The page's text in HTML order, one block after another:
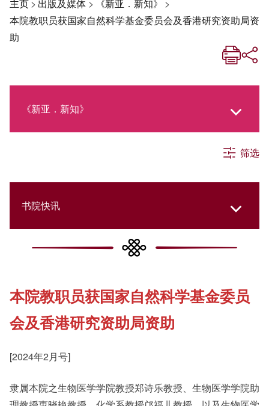
主页> 出版及媒体 > 《新亚．新知》 >
本院教职员获国家自然科学基金委员会及香港研究资助局资
助
《新亚．新知》
社交媒体专栏
《新亚简讯》
《新亚书院概览》
新亚影集
筛选
书院快讯
Cultural Topics
Student Development
Alumni Connections
本院教职员获国家自然科学基金委员
会及香港研究资助局资助
[2024年2月号]
隶属本院之生物医学学院教授郑诗乐教授、生物医学学院助